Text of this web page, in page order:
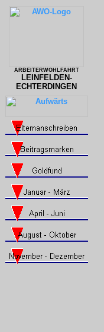
ARBEITERWOHLFAHRT
LEINFELDEN-
ECHTERDINGEN